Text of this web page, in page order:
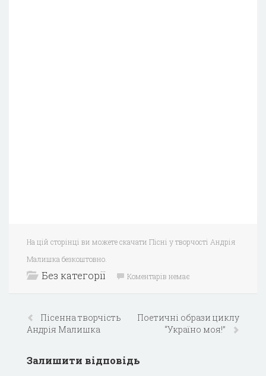
На цій сторінці ви можете скачати Пісні у творчості Андрія
Малишка безкоштовно.
Без категорії Коментарів немає
Пісенна творчість
Андрія Малишка
Поетичні образи циклу
“Україно моя!”
Залишити відповідь